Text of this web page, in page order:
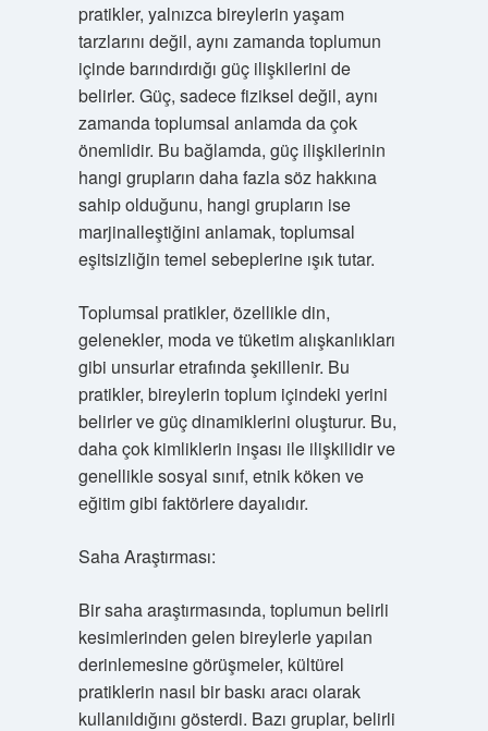
pratikler, yalnızca bireylerin yaşam
tarzlarını değil, aynı zamanda toplumun
içinde barındırdığı güç ilişkilerini de
belirler. Güç, sadece fiziksel değil, aynı
zamanda toplumsal anlamda da çok
önemlidir. Bu bağlamda, güç ilişkilerinin
hangi grupların daha fazla söz hakkına
sahip olduğunu, hangi grupların ise
marjinalleştiğini anlamak, toplumsal
eşitsizliğin temel sebeplerine ışık tutar.
Toplumsal pratikler, özellikle din,
gelenekler, moda ve tüketim alışkanlıkları
gibi unsurlar etrafında şekillenir. Bu
pratikler, bireylerin toplum içindeki yerini
belirler ve güç dinamiklerini oluşturur. Bu,
daha çok kimliklerin inşası ile ilişkilidir ve
genellikle sosyal sınıf, etnik köken ve
eğitim gibi faktörlere dayalıdır.
Saha Araştırması:
Bir saha araştırmasında, toplumun belirli
kesimlerinden gelen bireylerle yapılan
derinlemesine görüşmeler, kültürel
pratiklerin nasıl bir baskı aracı olarak
kullanıldığını gösterdi. Bazı gruplar, belirli